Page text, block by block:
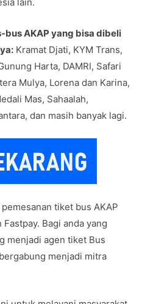
bus AKAP yang bisa dibeli
Kramat Djati, KYM Trans,
Harta, DAMRI, Safari
Mulya, Lorena dan Karina,
Mas, Sahaalah,
dan masih banyak lagi.
tiket bus AKAP
Bagi anda yang
menjadi agen tiket Bus
menjadi mitra